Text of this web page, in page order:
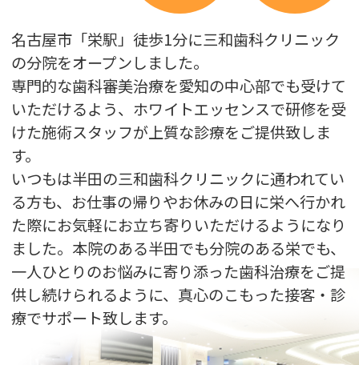
12月27日(土)は午前のみの診療となります。
通常と診療時間が異なりますのでご注意下
さいませ。
2025.07.25
【2025年8月休診日のお知らせ】
誠に勝手ながら、2025年8月4日は院内ミー
ティングの為休診とさせていただきます。
なお、2025年８月10日（日）～8月17日
（日）までの期間は夏季休業のため休診と
させていただきます。ご不便お掛けします
が、ご理解の程よろしくお願い致します。
名古屋市「栄駅」徒歩1分に三和歯科クリニック
の分院をオープンしました。
専門的な歯科審美治療を愛知の中心部でも受けて
いただけるよう、ホワイトエッセンスで研修を受
けた施術スタッフが上質な診療をご提供致しま
す。
いつもは半田の三和歯科クリニックに通われてい
る方も、お仕事の帰りやお休みの日に栄へ行かれ
た際にお気軽にお立ち寄りいただけるようになり
ました。本院のある半田でも分院のある栄でも、
一人ひとりのお悩みに寄り添った歯科治療をご提
供し続けられるように、真心のこもった接客・診
療でサポート致します。